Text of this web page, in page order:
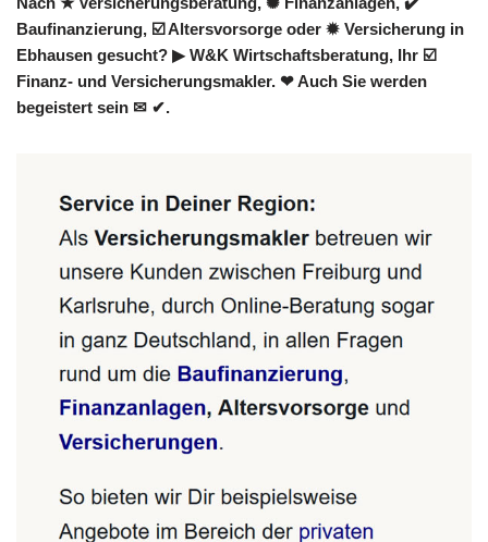
Baufinanzierung, ☑️ Altersvorsorge oder ✹ Versicherung in
Ebhausen gesucht? ▶︎ W&K Wirtschaftsberatung, Ihr ☑️
Finanz- und Versicherungsmakler. ❤ Auch Sie werden
begeistert sein ✉ ✔.